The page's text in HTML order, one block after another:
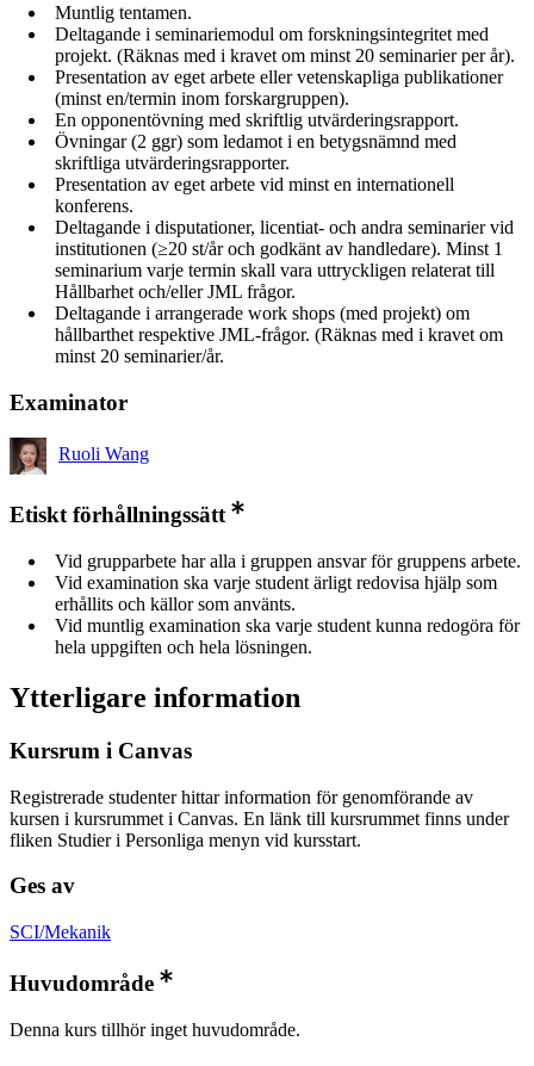
Muntlig tentamen.
Deltagande i seminariemodul om forskningsintegritet med
projekt. (Räknas med i kravet om minst 20 seminarier per år).
Presentation av eget arbete eller vetenskapliga publikationer
(minst en/termin inom forskargruppen).
En opponentövning med skriftlig utvärderingsrapport.
Övningar (2 ggr) som ledamot i en betygsnämnd med
skriftliga utvärderingsrapporter.
Presentation av eget arbete vid minst en internationell
konferens.
Deltagande i disputationer, licentiat- och andra seminarier vid
institutionen (≥20 st/år och godkänt av handledare). Minst 1
seminarium varje termin skall vara uttryckligen relaterat till
Hållbarhet och/eller JML frågor.
Deltagande i arrangerade work shops (med projekt) om
hållbarthet respektive JML-frågor. (Räknas med i kravet om
minst 20 seminarier/år.
Examinator
Ruoli Wang
Etiskt förhållningssätt
Vid grupparbete har alla i gruppen ansvar för gruppens arbete.
Vid examination ska varje student ärligt redovisa hjälp som
erhållits och källor som använts.
Vid muntlig examination ska varje student kunna redogöra för
hela uppgiften och hela lösningen.
Ytterligare information
Kursrum i Canvas
Registrerade studenter hittar information för genomförande av
kursen i kursrummet i Canvas. En länk till kursrummet finns under
fliken Studier i Personliga menyn vid kursstart.
Ges av
SCI/Mekanik
Huvudområde
Denna kurs tillhör inget huvudområde.